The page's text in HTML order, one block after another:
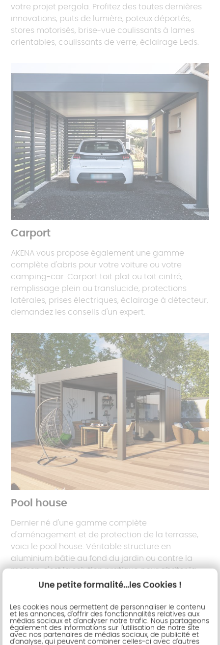
votre projet pergola. Profitez des toutes dernières
innovations, puits de lumière, poteux déportés,
stores motorisés, brise-vue coulissants à lames
orientables, coulissants de verre, éclairage Leds.
Carport
AKENA vous propose également une gamme
complète d'abris pour votre voiture ou votre
camping-car. Carport toit plat ou toit cintré,
remplissage plein ou translucide, protections
latérales, prises électriques, éclairage à détecteur,
demandez les conseils d'un expert.
Pool house
Dernier né d'une gamme complète
d'aménagement et de protection de la terrasse,
voici le pool house. Véritable structure en
aluminium bâtie au fond du jardin ou contre la
maison, c'est la solution pratique pour abriter la
cuisine d'été, le barbecue, le local piscine, la salle
l'aluminium ou le bois, vous apprécierez son
charme moderne et naturel.
Une petite formalité...les Cookies !
Les cookies nous permettent de personnaliser le contenu
et les annonces, d'offrir des fonctionnalités relatives aux
médias sociaux et d'analyser notre trafic. Nous partageons
également des informations sur l'utilisation de notre site
avec nos partenaires de médias sociaux, de publicité et
d'analyse, qui peuvent combiner celles-ci avec d'autres